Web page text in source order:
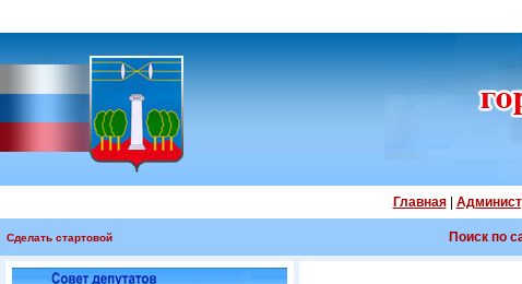
Главная|
Сделать стартовой Поиск по